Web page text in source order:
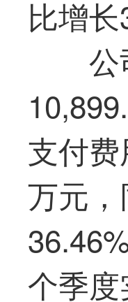
比增
支付
万元
个季